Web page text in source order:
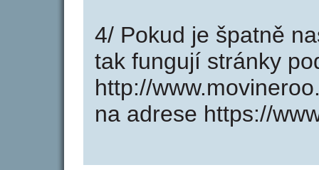
4/ Pokud je špatně
tak fungují stránky
http://
na adrese https://